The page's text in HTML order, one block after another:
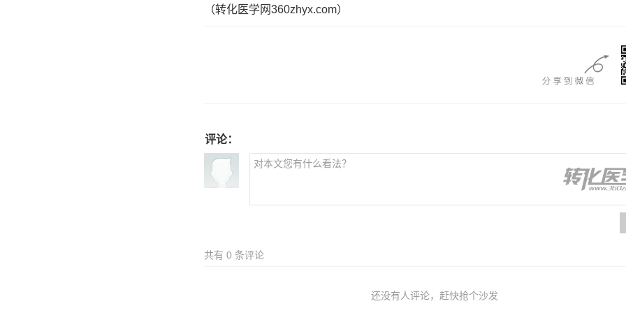
（转化医学网360zhyx.com）
评论：
共有 0 条评论
还没有人评论，赶快抢个沙发